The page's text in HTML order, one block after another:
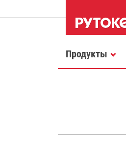
Продукты